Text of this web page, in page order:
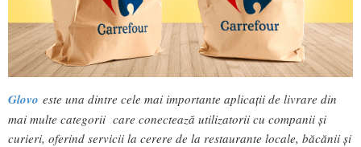
Glovo este una dintre cele mai importante aplicații de livrare din
mai multe categorii care conectează utilizatorii cu companii și
curieri, oferind servicii la cerere de la restaurante locale, băcănii și